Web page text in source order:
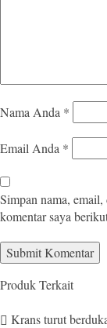
Nama Anda *
Email Anda *
Simpan nama,
komentar saya
Produk Terkait
Krans turut